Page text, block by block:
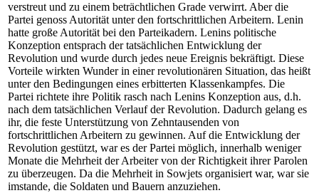
verstreut und zu einem beträchtlichen Grade verwirrt. Aber die
Partei genoss Autorität unter den fortschrittlichen Arbeitern. Lenin
hatte große Autorität bei den Parteikadern. Lenins politische
Konzeption entsprach der tatsächlichen Entwicklung der
Revolution und wurde durch jedes neue Ereignis bekräftigt. Diese
Vorteile wirkten Wunder in einer revolutionären Situation, das heißt
unter den Bedingungen eines erbitterten Klassenkampfes. Die
Partei richtete ihre Politik rasch nach Lenins Konzeption aus, d.h.
nach dem tatsächlichen Verlauf der Revolution. Dadurch gelang es
ihr, die feste Unterstützung von Zehntausenden von
fortschrittlichen Arbeitern zu gewinnen. Auf die Entwicklung der
Revolution gestützt, war es der Partei möglich, innerhalb weniger
Monate die Mehrheit der Arbeiter von der Richtigkeit ihrer Parolen
zu überzeugen. Da die Mehrheit in Sowjets organisiert war, war sie
imstande, die Soldaten und Bauern anzuziehen.